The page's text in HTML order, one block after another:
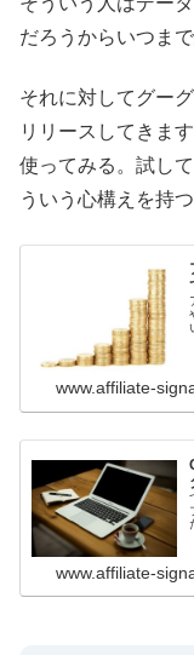
だろうからいつま
それに対してグー
リリースしてきま
使ってみる。試し
ういう心構えを持
www.affiliate-
www.affiliate-